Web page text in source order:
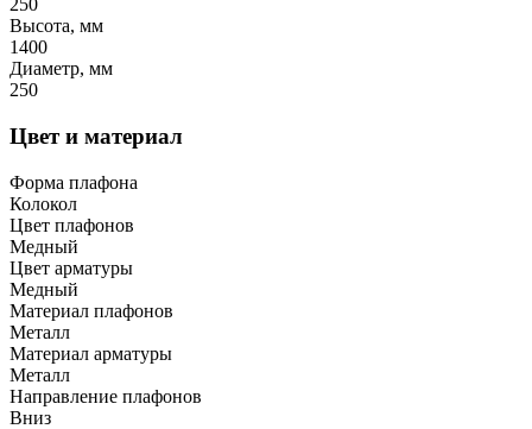
250
Высота, мм
1400
Диаметр, мм
250
Цвет и материал
Форма плафона
Колокол
Цвет плафонов
Медный
Цвет арматуры
Медный
Материал плафонов
Металл
Материал арматуры
Металл
Направление плафонов
Вниз